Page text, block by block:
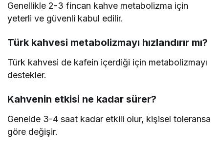
Genellikle 2-3 fincan kahve metabolizma için
yeterli ve güvenli kabul edilir.
Türk kahvesi metabolizmayı hızlandırır mı?
Türk kahvesi de kafein içerdiği için metabolizmayı
destekler.
Kahvenin etkisi ne kadar sürer?
Genelde 3-4 saat kadar etkili olur, kişisel toleransa
göre değişir.